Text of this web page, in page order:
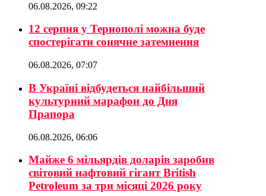
06.08.2026, 09:22
12 серпня у Тернополі можна буде
спостерігати сонячне затемнення
06.08.2026, 07:07
В Україні відбудеться найбільший
культурний марафон до Дня
Прапора
06.08.2026, 06:06
Майже 6 мільярдів доларів заробив
світовий нафтовий гігант British
Petroleum за три місяці 2026 року